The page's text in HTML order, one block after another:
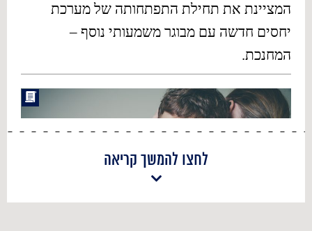
המציינת את תחילת התפתחותה של מערכת
יחסים חדשה עם מבוגר משמעותי נוסף –
המחנכת.
לחצו להמשך קריאה